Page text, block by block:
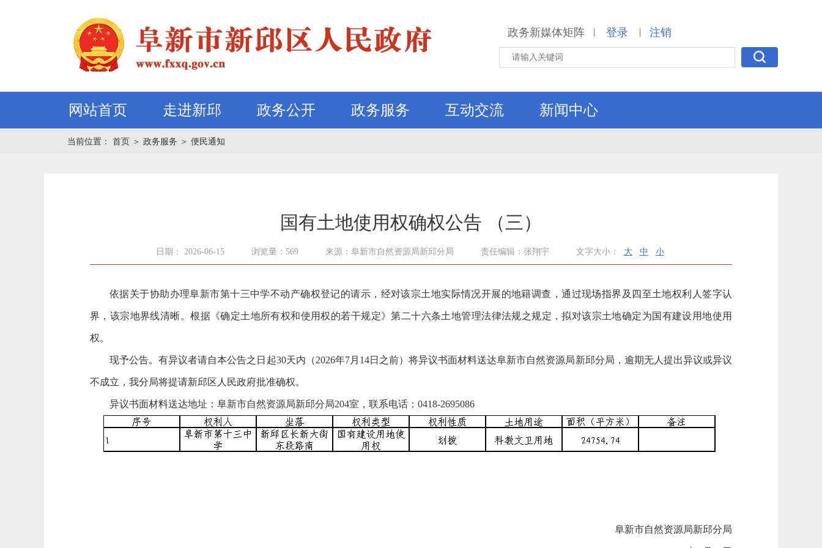
政务新媒体矩阵 | 登录 | 注销
网站首页 走进新邱 政务公开 政务服务 互动交流 新闻中心
当前位置： 首页 ＞ 政务服务 ＞ 便民通知
国有土地使用权确权公告 （三）
日期： 2026-06-15 浏览量：569 来源：阜新市自然资源局新邱分局 责任编辑：张翔宇 文字大小： 大 中 小
依据关于协助办理阜新市第十三中学不动产确权登记的请示 ，经对该宗土地实际情况开展的地籍调查，通过现场指界及四至土地权利人签字认
界，该宗地界线清晰。根据《确定土地所有权和使用权的若干规定》第二十六条土地管理法律法规之规定，拟对该宗土地确定为国有建设用地使用
权。
现予公告。有异议者请自本公告之日起30天内（2026年7月14日之前）将异议书面材料送达阜新市自然资源局新邱分局，逾期无人提出异议或异议
不成立，我分局将提请新邱区人民政府批准确权。
异议书面材料送达地址：阜新市自然资源局新邱分局204室，联系电话：0418-2695086
阜新市自然资源局新邱分局